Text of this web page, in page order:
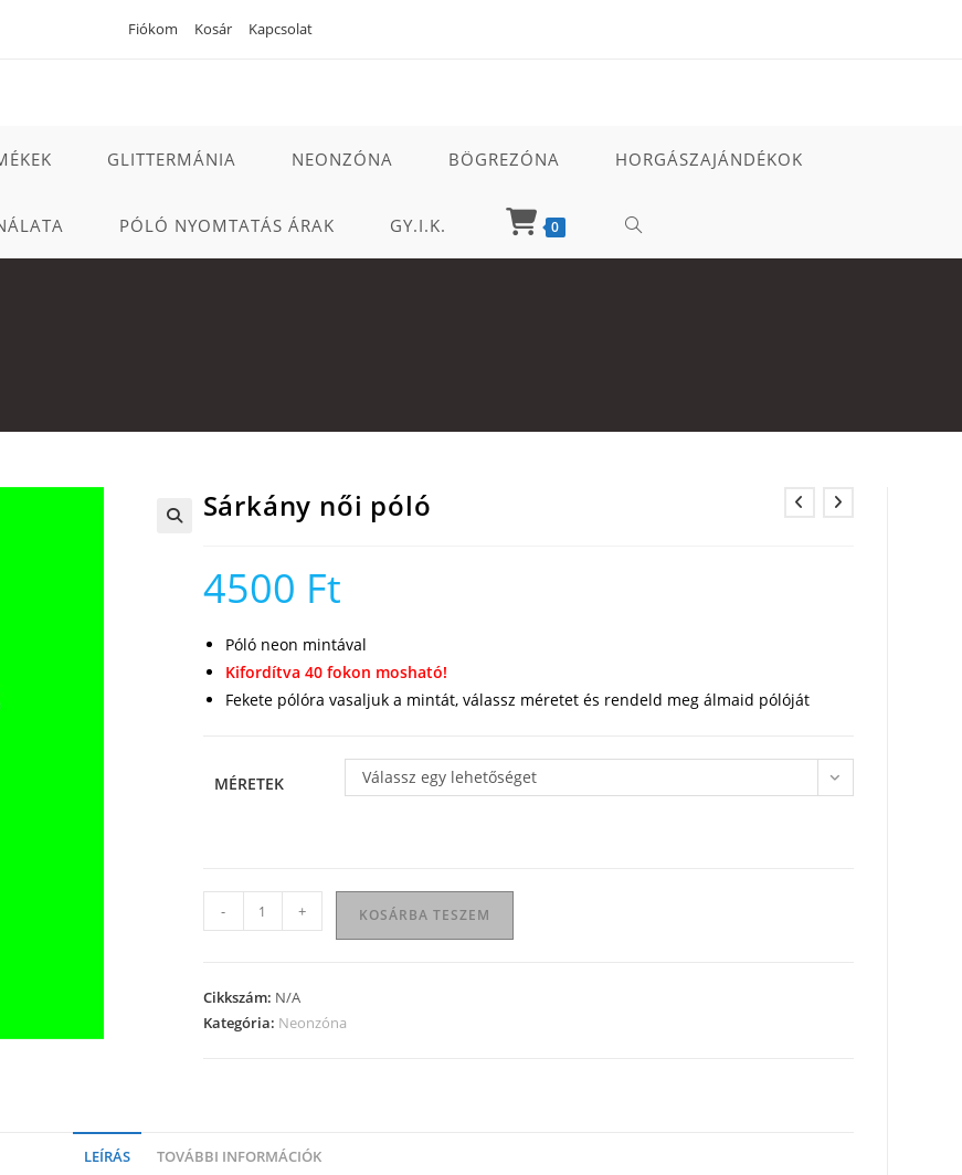
Fiókom Kosár Kapcsolat
GLITTERMÁNIA NEONZÓNA BÖGREZÓNA HORGÁSZAJÁNDÉKOK
PÓLÓ NYOMTATÁS ÁRAK GY.I.K. 0 TOGGLE
Sárkány női póló
4500 Ft
Póló neon mintával
Kifordítva 40 fokon mosható!
Fekete pólóra vasaljuk a mintát, válassz méretet és rendeld meg álmaid pólóját
MÉRETEK Válassz egy lehetőséget
Sárkány
női
mennyiség
- + KOSÁRBA TESZEM
Cikkszám: N/A
Kategória: Neonzóna
LEÍRÁS TOVÁBBI INFORMÁCIÓK